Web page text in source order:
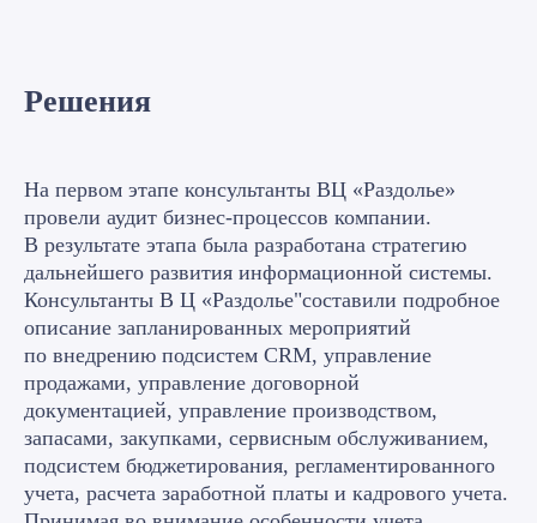
Решения
На первом этапе консультанты ВЦ «Раздолье»
провели аудит бизнес-процессов компании.
В результате этапа была разработана стратегию
дальнейшего развития информационной системы.
Консультанты В Ц «Раздолье"составили подробное
описание запланированных мероприятий
по внедрению подсистем CRM, управление
продажами, управление договорной
документацией, управление производством,
запасами, закупками, сервисным обслуживанием,
подсистем бюджетирования, регламентированного
учета, расчета заработной платы и кадрового учета.
Хотите так же?
Оставьте заявку